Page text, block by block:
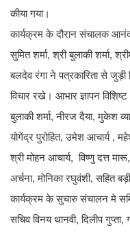
कीया गया।
कार्यक्रम के दौरान संचालक
सुमित शर्मा, श्री बुलाकी शर्मा,
बलदेव रंगा ने पत्रकारिता से
विचार रखे। आभार ज्ञापन विशिष्ट
बुलाकी शर्मा, नीरज दैया, मुकेश
योगेंद्र पुरोहित, उमेश आचार्य ,
श्री मोहन आचार्य, विष्णु दत्त
अर्चना, मोनिका रघुवंशी, सहित
कार्यक्रम के सुचारु संचालन मे
सचिव विनय थानवी, दिलीप